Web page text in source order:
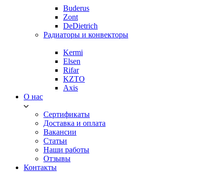
Buderus
Zont
DeDietrich
Радиаторы и конвекторы
Kermi
Elsen
Rifar
KZTO
Axis
О нас
Сертификаты
Доставка и оплата
Вакансии
Статьи
Наши работы
Отзывы
Контакты